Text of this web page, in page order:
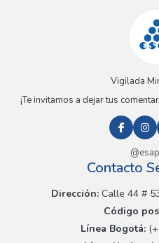
Vigilada
¡Te invitamos a dejar tus
Contacto
Dirección:Calle 44 #
Código
Línea Bogotá: